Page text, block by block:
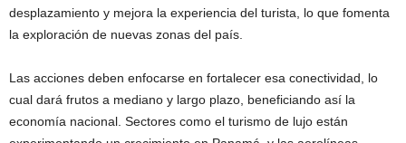
desplazamiento y mejora la experiencia del turista, lo que fomenta
la exploración de nuevas zonas del país.
Las acciones deben enfocarse en fortalecer esa conectividad, lo
cual dará frutos a mediano y largo plazo, beneficiando así la
economía nacional. Sectores como el turismo de lujo están